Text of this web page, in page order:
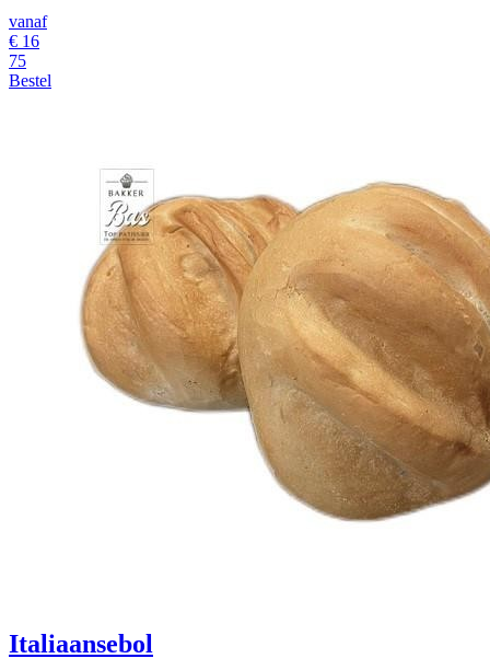
vanaf
€ 16
75
Bestel
Italiaansebol